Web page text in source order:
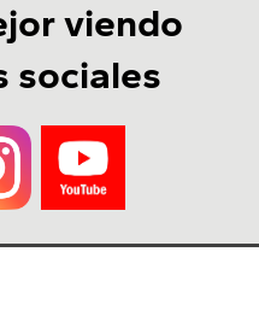
viendo
sociales